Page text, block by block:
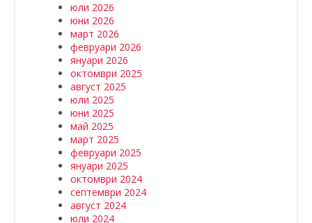
юли 2026
юни 2026
март 2026
февруари 2026
януари 2026
октомври 2025
август 2025
юли 2025
юни 2025
май 2025
март 2025
февруари 2025
януари 2025
октомври 2024
септември 2024
август 2024
юли 2024